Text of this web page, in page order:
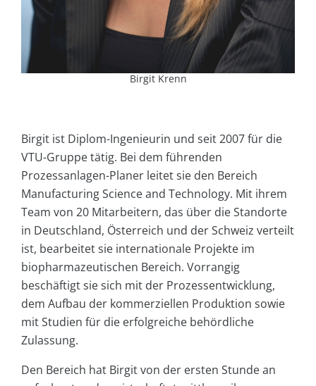
Birgit Krenn
Birgit ist Diplom-Ingenieurin und seit 2007 für die
VTU-Gruppe tätig. Bei dem führenden
Prozessanlagen-Planer leitet sie den Bereich
Manufacturing Science and Technology. Mit ihrem
Team von 20 Mitarbeitern, das über die Standorte
in Deutschland, Österreich und der Schweiz verteilt
ist, bearbeitet sie internationale Projekte im
biopharmazeutischen Bereich. Vorrangig
beschäftigt sie sich mit der Prozessentwicklung,
dem Aufbau der kommerziellen Produktion sowie
mit Studien für die erfolgreiche behördliche
Zulassung.
Den Bereich hat Birgit von der ersten Stunde an